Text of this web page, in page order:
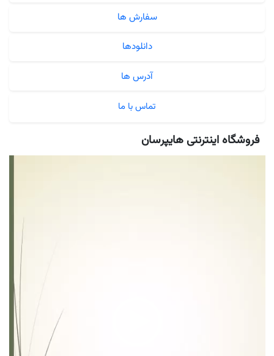
سفارش ها
دانلودها
آدرس ها
تماس با ما
فروشگاه اینترنتی هایپرسان